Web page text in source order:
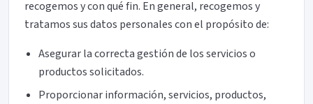
recogemos y con qué fin. En general, recogemos y
tratamos sus datos personales con el propósito de:
Asegurar la correcta gestión de los servicios o
productos solicitados.
Proporcionar información, servicios, productos,